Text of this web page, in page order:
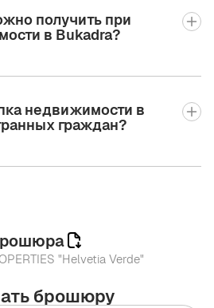
получить при
в Bukadra?
недвижимости в
граждан?
брошюру
"Helvetia Verde"